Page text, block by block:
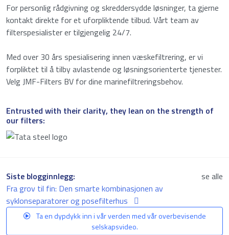
For personlig rådgivning og skreddersydde løsninger, ta gjerne
kontakt direkte for et uforpliktende tilbud. Vårt team av
filterspesialister er tilgjengelig 24/7.
Med over 30 års spesialisering innen væskefiltrering, er vi
forpliktet til å tilby avlastende og løsningsorienterte tjenester.
Velg JMF-Filters BV for dine marinefiltreringsbehov.
Entrusted with their clarity, they lean on the strength of
our filters:
Siste blogginnlegg:
se alle
Fra grov til fin: Den smarte kombinasjonen av
syklonseparatorer og posefilterhus
Ta en dypdykk inn i vår verden med vår overbevisende
selskapsvideo.